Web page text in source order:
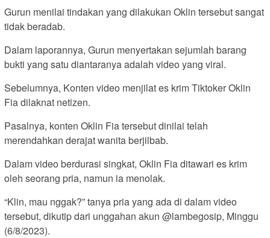
Gurun menilai tindakan yang dilakukan Oklin tersebut sangat
tidak beradab.
Dalam laporannya, Gurun menyertakan sejumlah barang
bukti yang satu diantaranya adalah video yang viral.
Sebelumnya, Konten video menjilat es krim Tiktoker Oklin
Fia dilaknat netizen.
Pasalnya, konten Oklin Fia tersebut dinilai telah
merendahkan derajat wanita berjilbab.
Dalam video berdurasi singkat, Oklin Fia ditawari es krim
oleh seorang pria, namun ia menolak.
“Klin, mau nggak?” tanya pria yang ada di dalam video
tersebut, dikutip dari unggahan akun @lambegosip, Minggu
(6/8/2023).